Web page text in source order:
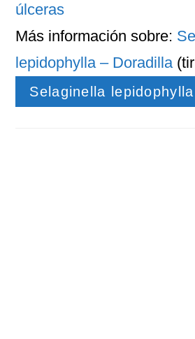
úlceras
Más información sobre:
lepidophylla – Doradilla
Selaginella